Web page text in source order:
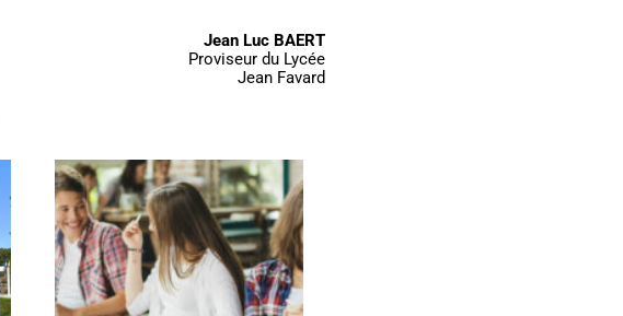
Jean Luc BAERT
Proviseur du Lycée
Jean Favard